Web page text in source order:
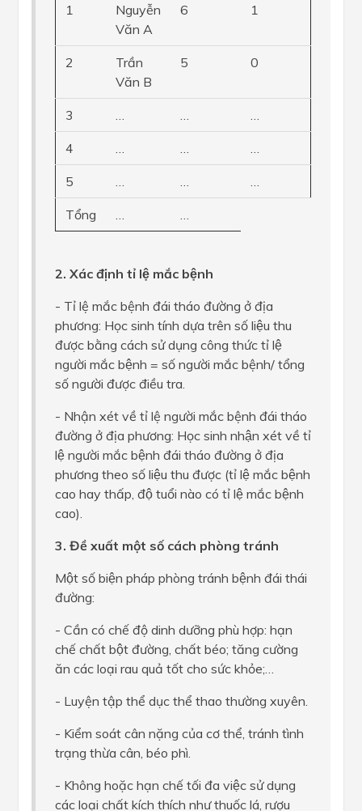
1
Nguyễn
Văn A
6 1
2
Trần
Văn B
5 0
3
4
5
Tổng
2. Xác định tỉ lệ mắc bệnh
- Tỉ lệ mắc bệnh đái tháo đường ở địa
phương: Học sinh tính dựa trên số liệu thu
được bằng cách sử dụng công thức tỉ lệ
người mắc bệnh = số người mắc bệnh/ tổng
số người được điều tra.
- Nhận xét về tỉ lệ người mắc bệnh đái tháo
đường ở địa phương: Học sinh nhận xét về tỉ
lệ người mắc bệnh đái tháo đường ở địa
phương theo số liệu thu được (tỉ lệ mắc bệnh
cao hay thấp, độ tuổi nào có tỉ lệ mắc bệnh
cao).
3. Đề xuất một số cách phòng tránh
Một số biện pháp phòng tránh bệnh đái thái
đường:
- Cần có chế độ dinh dưỡng phù hợp: hạn
chế chất bột đường, chất béo; tăng cường
ăn các loại rau quả tốt cho sức khỏe;…
- Luyện tập thể dục thể thao thường xuyên.
- Kiểm soát cân nặng của cơ thể, tránh tình
trạng thừa cân, béo phì.
- Không hoặc hạn chế tối đa việc sử dụng
các loại chất kích thích như thuốc lá, rượu